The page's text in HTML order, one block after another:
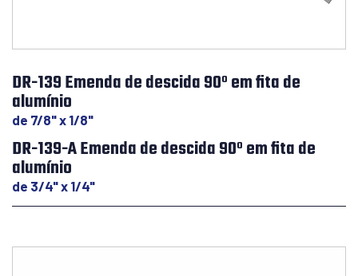
DR-139 Emenda de descida 90º em fita de
alumínio
de 7/8" x 1/8"
DR-139-A Emenda de descida 90º em fita de
alumínio
de 3/4" x 1/4"